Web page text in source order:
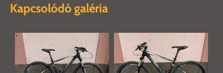
Kapcsolódó galéria